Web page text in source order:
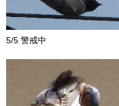
5/5 警戒中